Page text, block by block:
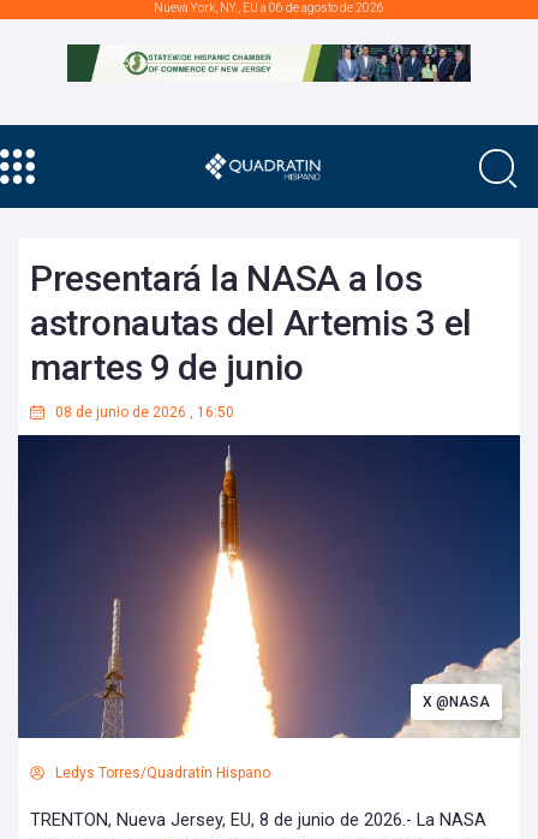
Nueva York, NY., EU a 06 de agosto de 2026
Presentará la NASA a los
astronautas del Artemis 3 el
martes 9 de junio
08 de junio de 2026 , 16:50
X @NASA
Ledys Torres/Quadratín Hispano
TRENTON, Nueva Jersey, EU, 8 de junio de 2026.- La NASA